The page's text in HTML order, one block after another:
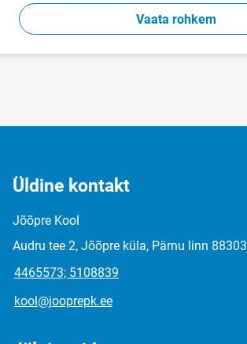
Vaata rohkem
Üldine kontakt
Jõõpre Kool
Audru tee 2, Jõõpre küla, Pärnu linn 88303
4465573; 5108839
kool@jooprepk.ee